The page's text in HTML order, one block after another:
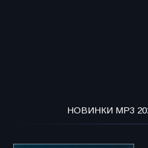
НОВИНКИ MP3